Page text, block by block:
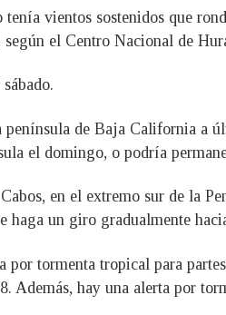
vientos sostenidos que
el Centro Nacional de
de Baja California a
el domingo, o podría
en el extremo sur de la
haga un giro gradualmente
tormenta tropical para
Además, hay una alerta por